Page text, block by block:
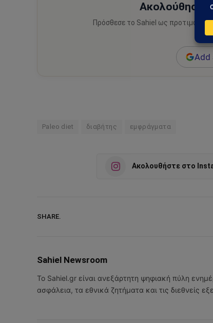
Ακολούθησε
Πρόσθεσε το Sahiel ως
Add
Paleo diet διαβήτης εμφράγματα
Ακολουθήστε στο
SHARE.
Sahiel Newsroom
Το Sahiel.gr είναι ανεξάρτητη ψηφιακή πύλη
ασφάλεια, τα εθνικά ζητήματα και τις διεθνείς